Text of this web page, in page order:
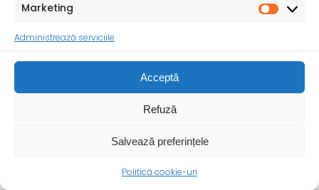
Marketing
Administrează serviciile
Acceptă
Refuză
Salvează preferințele
Politică cookie-uri